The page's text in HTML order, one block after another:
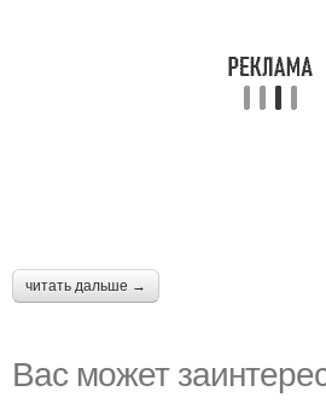
читать дальше →
Вас может